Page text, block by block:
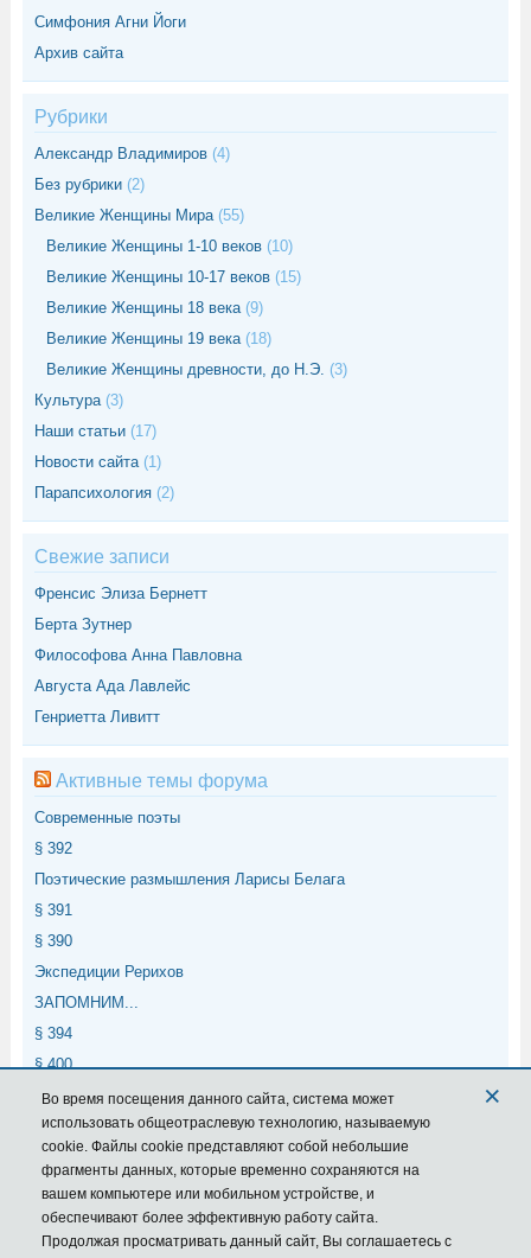
Симфония Агни Йоги
Архив сайта
Рубрики
Александр Владимиров (4)
Без рубрики (2)
Великие Женщины Мира(55)
Великие Женщины 1-10 веков (10)
Великие Женщины 10-17 веков (15)
Великие Женщины 18 века(9)
Великие Женщины 19 века(18)
Великие Женщины древности, до Н.Э. (3)
Культура(3)
Наши статьи (17)
Новости сайта(1)
Парапсихология (2)
Свежие записи
Френсис Элиза Бернетт
Берта Зутнер
Философова Анна Павловна
Августа Ада Лавлейс
Генриетта Ливитт
Активные темы форума
Современные поэты
§ 392
Поэтические размышления Ларисы Белага
§ 391
§ 390
Экспедиции Рерихов
ЗАПОМНИМ...
§ 394
§ 400
§ 399
Войти
Лента записей
Во время посещения данного сайта, система может
использовать общеотраслевую технологию, называемую
cookie. Файлы cookie представляют собой небольшие
фрагменты данных, которые временно сохраняются на
вашем компьютере или мобильном устройстве, и
обеспечивают более эффективную работу сайта.
Продолжая просматривать данный сайт, Вы соглашаетесь с
×